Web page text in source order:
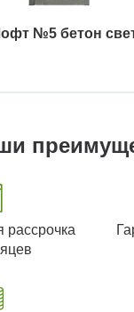
№5 бетон
рассрочка